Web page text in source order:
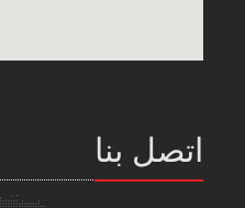
اتصل بنا